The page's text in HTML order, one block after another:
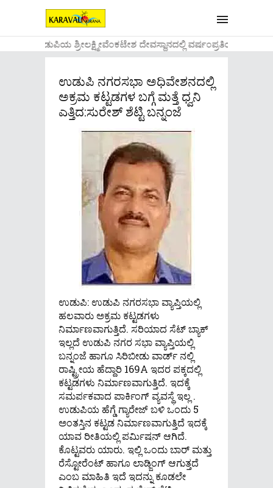
....ಉಡುಪಿಯ ಶ್ರೀಲಕ್ಷ್ಮೀವೆ೦ಕಟೇಶ ದೇವಸ್ಥಾನದಲ್ಲಿ ವರ್ಷ೦ಪ್ರತಿಯ
ಉಡುಪಿ ನಗರಸಭಾ ಅಧಿವೇಶನದಲ್ಲಿ
ಅಕ್ರಮ ಕಟ್ಟಡಗಳ ಬಗ್ಗೆ ಮತ್ತೆ ಧ್ವನಿ
ಎತ್ತಿದ:ಸುರೇಶ್ ಶೆಟ್ಟಿ ಬನ್ನಂಜೆ
ಉಡುಪಿ: ಉಡುಪಿ ನಗರಸಭಾ ವ್ಯಾಪ್ತಿಯಲ್ಲಿ
ಹಲವಾರು ಅಕ್ರಮ ಕಟ್ಟಡಗಳು
ನಿರ್ಮಾಣವಾಗುತ್ತಿದೆ. ಸರಿಯಾದ ಸೆಟ್ ಬ್ಯಾಕ್
ಇಲ್ಲದೆ ಉಡುಪಿ ನಗರ ಸಭಾ ವ್ಯಾಪ್ತಿಯಲ್ಲಿ
ಬನ್ನಂಜೆ ಹಾಗೂ ಸಿರಿಬೀಡು ವಾರ್ಡ್ ನಲ್ಲಿ
ರಾಷ್ಟ್ರೀಯ ಹೆದ್ದಾರಿ 169A ಇದರ ಪಕ್ಕದಲ್ಲಿ
ಕಟ್ಟಡಗಳು ನಿರ್ಮಾಣವಾಗುತ್ತಿದೆ. ಇದಕ್ಕೆ
ಸಮರ್ಪಕವಾದ ಪಾರ್ಕಿಂಗ್ ವ್ಯವಸ್ಥೆ ಇಲ್ಲ .
ಉಡುಪಿಯ ಹೆಗ್ಡೆ ಗ್ಯಾರೇಜ್ ಬಳಿ ಒಂದು 5
ಅಂತಸ್ತಿನ ಕಟ್ಟಡ ನಿರ್ಮಾಣವಾಗುತ್ತಿದೆ ಇದಕ್ಕೆ
ಯಾವ ರೀತಿಯಲ್ಲಿ ಪರ್ಮಿಷನ್ ಆಗಿದೆ.
ಕೊಟ್ಟವರು ಯಾರು. ಇಲ್ಲಿ ಒಂದು ಬಾರ್ ಮತ್ತು
ರೆಸ್ಟೋರೆಂಟ್ ಹಾಗೂ ಲಾಡ್ಜಿಂಗ್ ಆಗುತ್ತದೆ
ಎಂಬ ಮಾಹಿತಿ ಇದೆ ಇದನ್ನು ಕೂಡಲೇ